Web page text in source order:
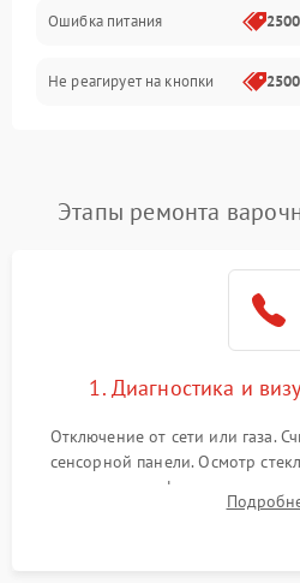
Ошибка питания
Не реагирует на кнопки
Этапы ремонта
1. Диагностика и
Отключение от сети или газа.
сенсорной панели. Осмотр
проверка конфорок на
клиента о симптомах (не